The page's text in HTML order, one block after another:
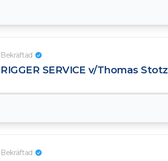
Bekräftad
RIGGER SERVICE v/Thomas Stotz
Bekräftad